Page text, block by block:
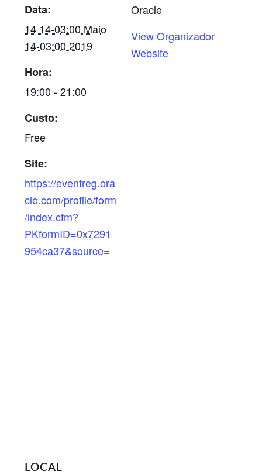
Data:
14 14-03:00 Maio
14-03:00 2019
Hora:
19:00 - 21:00
Custo:
Free
Site:
https://eventreg.ora
cle.com/profile/form
/index.cfm?
PKformID=0x7291
954ca37&source=
Oracle
View Organizador
Website
LOCAL